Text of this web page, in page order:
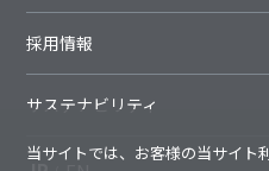
採用情報
サステナビリティ
当サイトでは、お客様の当サイト